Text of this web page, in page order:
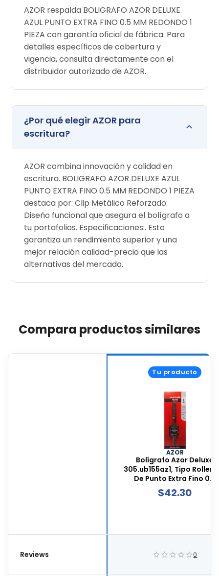
AZOR respalda BOLIGRAFO AZOR DELUXE
AZUL PUNTO EXTRA FINO 0.5 MM REDONDO 1
PIEZA con garantía oficial de fábrica. Para
detalles específicos de cobertura y
vigencia, consulta directamente con el
distribuidor autorizado de AZOR.
¿Por qué elegir AZOR para
escritura?
AZOR combina innovación y calidad en
escritura. BOLIGRAFO AZOR DELUXE AZUL
PUNTO EXTRA FINO 0.5 MM REDONDO 1 PIEZA
destaca por: Clip Metálico Reforzado:
Diseño funcional que asegura el bolígrafo a
tu portafolios. Especificaciones:. Esto
garantiza un rendimiento superior y una
mejor relación calidad-precio que las
alternativas del mercado.
Compara productos similares
Tu producto
AZOR
Bolígrafo Azor Deluxe
305.ub155az1, Tipo
De Punto Extra Fino 0.5
Milímetros, Tinta Líquida
Continua De Barril
$42.30
Reviews 0